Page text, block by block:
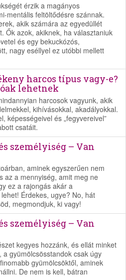
érzik a magányos
mentális feltöltődésre szánnak.
akik számára az egyedüllét
Ők azok, akiknek, ha választaniuk
és egy bekuckózós,
nagy eséllyel ez utóbbi mellett
harcos típus vagy-e?
lehetnek
harcosok vagyunk, akik
kihívásokkal, akadályokkal.
képességeivel és „fegyvereivel”
csatáit.
személyiség – Van
aminek egyszerűen nem
az a mennyiség, amit meg ne
ez a rajongás akár a
Érdekes, ugye? No, hát
megmondjuk, ki vagy!
személyiség – Van
kegyes hozzánk, és ellát minket
gyümölcsösstandok csak úgy
gyümölcsöktől, aminek
De nem is kell, bátran